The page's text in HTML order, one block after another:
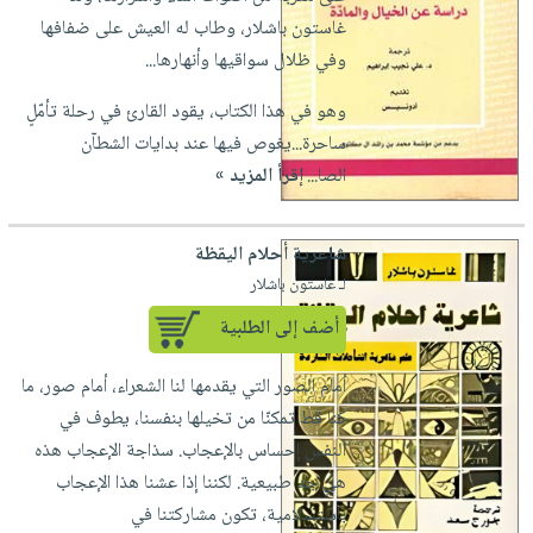
العناية
بالأسنان
والتغذية
المائدة
والتخزين
أدوات
المطبخ
الأكثر
مبيعاً
للمدارس
اكسسوارات
كتب
اكسسوارات
منزلية
اكسسوارات
ملابس
مطرزات
حقائب
حلي
عناية
بالذات
شحن
مجاني
مختارة
اشتراكات
كل
الاشتراكات
صندوق
القراءة
iKitab
بلا
حدود
بحث
متقدم
نيل
وفرات
عن
الشركة
سياسة
الشركة
حسابك
لائحة
الأمنيات
غاستون باشلار، وطاب له العيش على ضفافها
وفي ظلال سواقيها وأنهارها...
وهو في هذا الكتاب، يقود القارئ في رحلة تأمّلٍ
ساحرة...يغوص فيها عند بدايات الشطآن
الصا...إقرأ المزيد »
شاعرية أحلام اليقظة
لـ غاستون باشلار
أضف إلى الطلبية
أمام الصور التي يقدمها لنا الشعراء، أمام صور، ما
كنا قط تمكنّا من تخيلها بنفسنا، يطوف في
النفس إحساس بالإعجاب. سذاجة الإعجاب هذه
هي جد طبيعية. لكننا إذا عشنا هذا الإعجاب
باستسلامية، تكون مشاركتنا في